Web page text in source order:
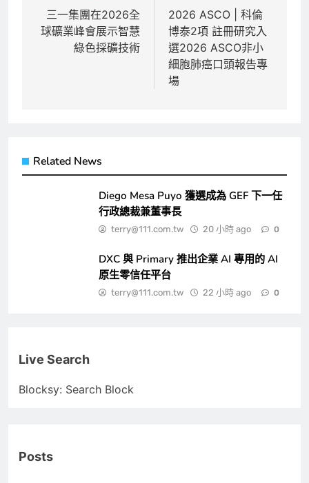
章
導
三一集團在2026全
球礦業峰會展示智慧
綠色採礦技術
2026 ASCO | 科倫
博泰2項 註冊研究入
選2026 ASCO非小
細胞肺癌口頭報告專
場
Related News
Diego Mesa Puyo 獲選成為 GEF 下一任
行政總裁兼董事長
terry@111.com.tw 20 小時 ago 0
DXC 與 Primary 推出企業 AI 專用的 AI
原生零信任平台
terry@111.com.tw 22 小時 ago 0
Live Search
Blocksy: Search Block
Posts